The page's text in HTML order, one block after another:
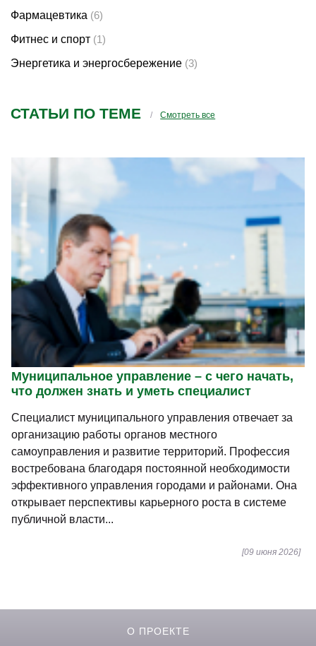
Фармацевтика (6)
Фитнес и спорт (1)
Энергетика и энергосбережение (3)
СТАТЬИ ПО ТЕМЕ Смотреть все
Муниципальное управление – с чего начать,
что должен знать и уметь специалист
Специалист муниципального управления отвечает за
организацию работы органов местного
самоуправления и развитие территорий. Профессия
востребована благодаря постоянной необходимости
эффективного управления городами и районами. Она
открывает перспективы карьерного роста в системе
публичной власти...
[09 июня 2026]
О ПРОЕКТЕ